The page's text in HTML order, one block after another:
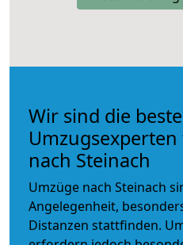
Wir sind die
nach Steinach
Umzüge nach Steinach
Angelegenheit,
Distanzen stattfinden.